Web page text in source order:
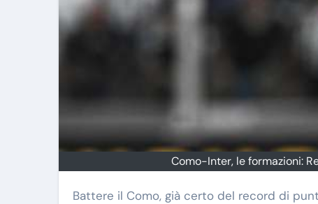
Como-Inter, le formazioni:
Battere il Como, già certo del record di punti in Serie A, e sperare in un risultato favorevole dal